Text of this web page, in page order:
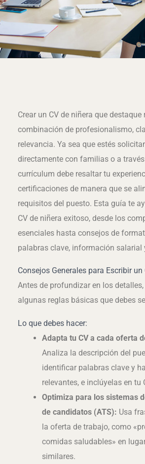
Crear un CV de niñera que destaque
combinación de profesionalismo,
relevancia. Ya sea que estés
directamente con familias o a
currículum debe resaltar tu
certificaciones de manera que se
requisitos del puesto. Esta guía te
CV de niñera exitoso, desde los
esenciales hasta consejos de
palabras clave, información salarial
Consejos Generales para Escribir un
Antes de profundizar en los
algunas reglas básicas que debes
Lo que debes hacer:
Adapta tu CV a cada oferta
Analiza la descripción del
identificar palabras clave y
relevantes, e inclúyelas en tu
Optimiza para los sistemas
de candidatos (ATS): Usa
la oferta de trabajo, como
comidas saludables» en
similares.